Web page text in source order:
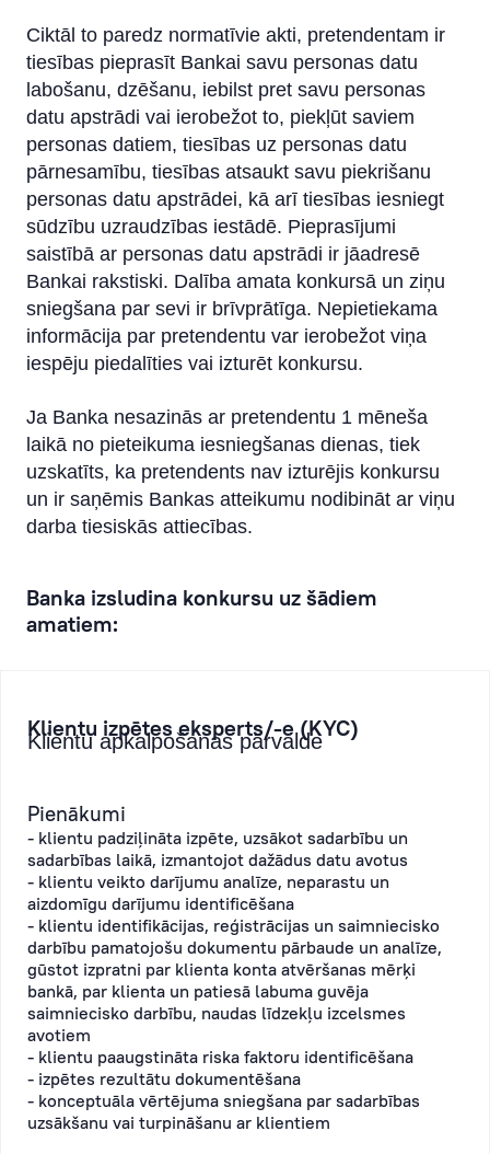
Ciktāl to paredz normatīvie akti, pretendentam ir
tiesības pieprasīt Bankai savu personas datu
labošanu, dzēšanu, iebilst pret savu personas
datu apstrādi vai ierobežot to, piekļūt saviem
personas datiem, tiesības uz personas datu
pārnesamību, tiesības atsaukt savu piekrišanu
personas datu apstrādei, kā arī tiesības iesniegt
sūdzību uzraudzības iestādē. Pieprasījumi
saistībā ar personas datu apstrādi ir jāadresē
Bankai rakstiski. Dalība amata konkursā un ziņu
sniegšana par sevi ir brīvprātīga. Nepietiekama
informācija par pretendentu var ierobežot viņa
iespēju piedalīties vai izturēt konkursu.
Ja Banka nesazinās ar pretendentu 1 mēneša
laikā no pieteikuma iesniegšanas dienas, tiek
uzskatīts, ka pretendents nav izturējis konkursu
un ir saņēmis Bankas atteikumu nodibināt ar viņu
darba tiesiskās attiecības.
Banka izsludina konkursu uz šādiem
amatiem:
Klientu izpētes eksperts/-e (KYC)
Klientu apkalpošanas pārvalde
Pienākumi
- klientu padziļināta izpēte, uzsākot sadarbību un
sadarbības laikā, izmantojot dažādus datu avotus
- klientu veikto darījumu analīze, neparastu un
aizdomīgu darījumu identificēšana
- klientu identifikācijas, reģistrācijas un saimniecisko
darbību pamatojošu dokumentu pārbaude un analīze,
gūstot izpratni par klienta konta atvēršanas mērķi
bankā, par klienta un patiesā labuma guvēja
saimniecisko darbību, naudas līdzekļu izcelsmes
avotiem
- klientu paaugstināta riska faktoru identificēšana
- izpētes rezultātu dokumentēšana
- konceptuāla vērtējuma sniegšana par sadarbības
uzsākšanu vai turpināšanu ar klientiem